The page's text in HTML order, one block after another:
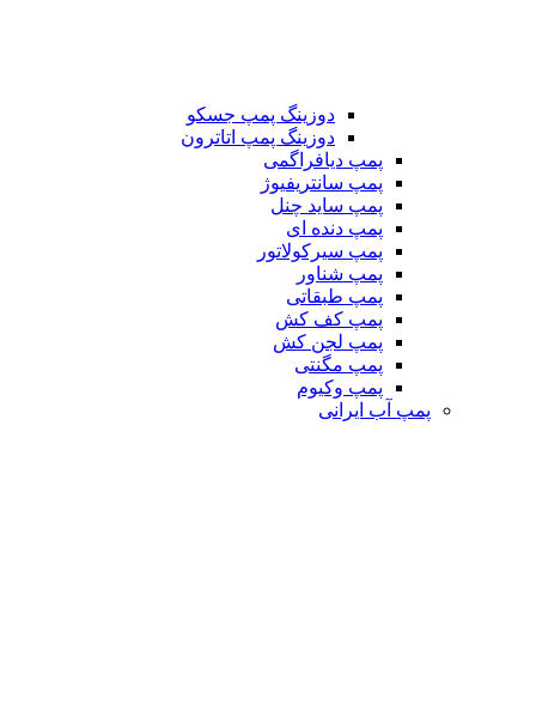
دوزینگ پمپ جسکو
دوزینگ پمپ اتاترون
پمپ دیافراگمی
پمپ سانتریفیوژ
پمپ ساید چنل
پمپ دنده ای
پمپ سیرکولاتور
پمپ شناور
پمپ طبقاتی
پمپ کف کش
پمپ لجن کش
پمپ مگنتی
پمپ وکیوم
پمپ آب ایرانی